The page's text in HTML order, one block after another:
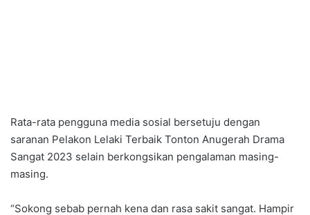
Rata-rata pengguna media sosial bersetuju dengan
saranan Pelakon Lelaki Terbaik Tonton Anugerah Drama
Sangat 2023 selain berkongsikan pengalaman masing-
masing.
“Sokong sebab pernah kena dan rasa sakit sangat. Hampir